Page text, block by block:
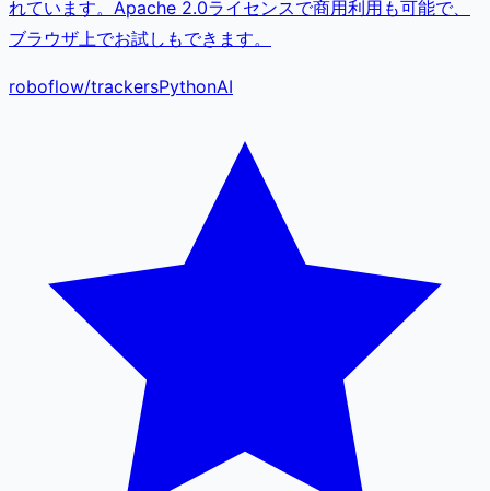
れています。Apache 2.0ライセンスで商用利用も可能で、
ブラウザ上でお試しもできます。
roboflow/trackersPythonAI